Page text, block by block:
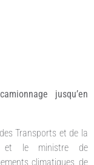
jusqu’en
Transports et de la
et le ministre de
climatiques, de